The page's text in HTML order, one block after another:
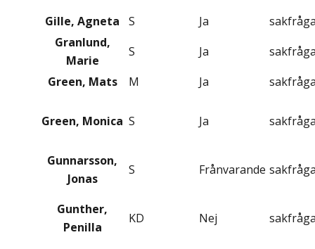
Gille, Agneta
S Ja
Granlund,
Marie
S Ja
Green, Mats
M Ja
Green, Monica S Ja
Gunnarsson,
Jonas
S Frånvarande
Gunther,
Penilla
KD Nej